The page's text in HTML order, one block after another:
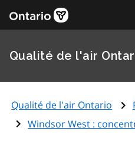
Qualité de l'air
Qualité de l'air Ontario
Windsor West :